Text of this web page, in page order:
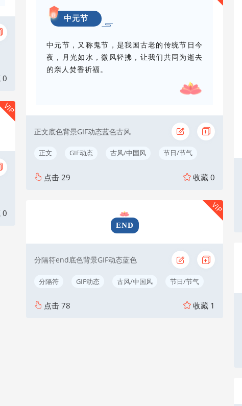
0
0
VIP
中元节
中元节，又称鬼节，是我国古老的传统节日今
夜，月光如水，微风轻拂，让我们共同为逝去
的亲人焚香祈福。
正文底色背景GIF动态蓝色古风
正文 GIF动态 古风/中国风 节日/节气
点击 29 收藏 0
END
分隔符end底色背景GIF动态蓝色
分隔符 GIF动态 古风/中国风 节日/节气
点击 78 收藏 1
VIP